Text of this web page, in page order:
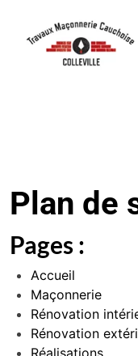
Plan de
Pages :
Accueil
Maçonnerie
Rénovation
Rénovation